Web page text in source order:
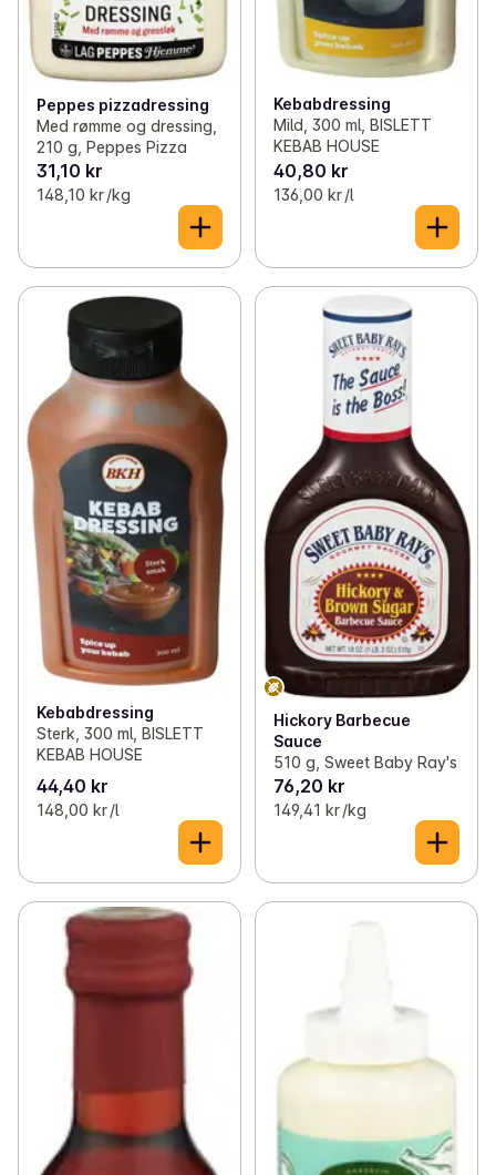
Peppes pizzadressing
Med rømme og dressing,
210 g, Peppes Pizza
31,10 kr
148,10 kr /kg
Kebabdressing
Mild, 300 ml, BISLETT
KEBAB HOUSE
40,80 kr
136,00 kr /l
Kebabdressing
Sterk, 300 ml, BISLETT
KEBAB HOUSE
44,40 kr
148,00 kr /l
Hickory Barbecue
Sauce
510 g, Sweet Baby Ray's
76,20 kr
149,41 kr /kg